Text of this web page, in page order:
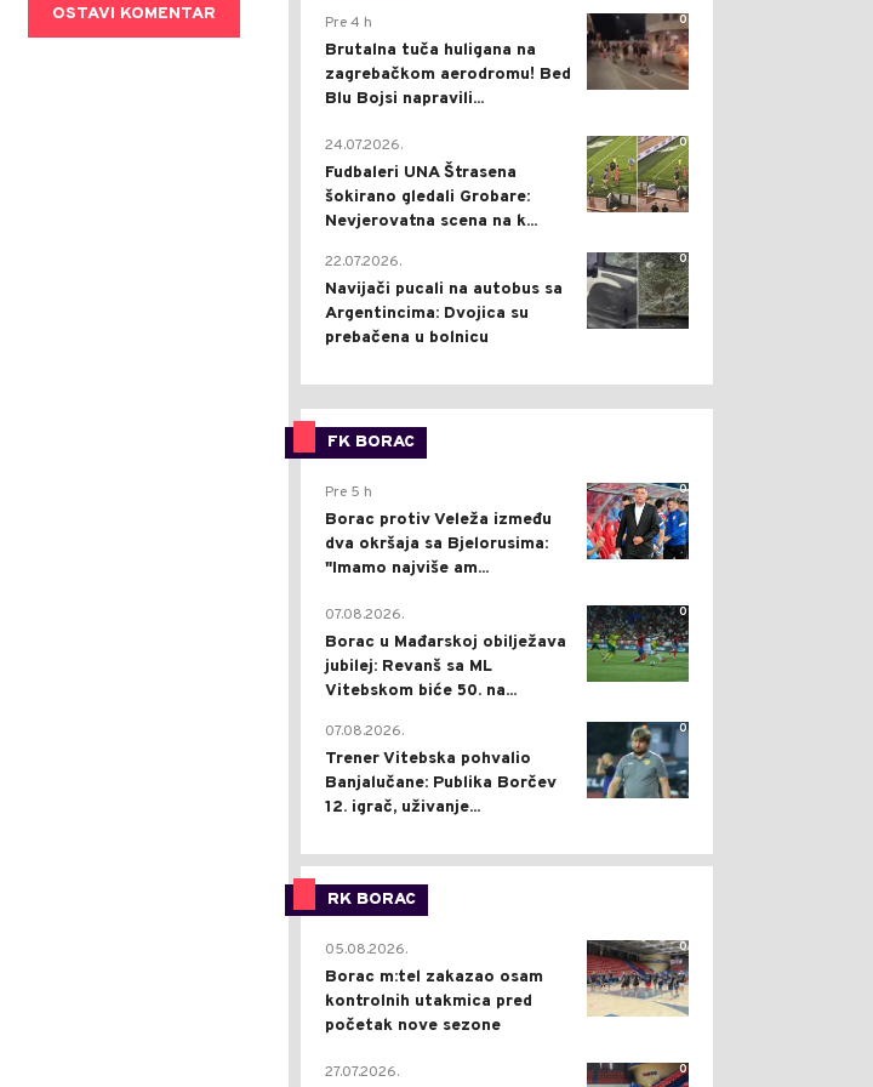
OSTAVI KOMENTAR 0
Pre 4 h
Brutalna tuča huligana na
zagrebačkom aerodromu! Bed
Blu Bojsi napravili...
0
24.07.2026.
Fudbaleri UNA Štrasena
šokirano gledali Grobare:
Nevjerovatna scena na k...
0
22.07.2026.
Navijači pucali na autobus sa
Argentincima: Dvojica su
prebačena u bolnicu
FK BORAC
0
Pre 5 h
Borac protiv Veleža između
dva okršaja sa Bjelorusima:
"Imamo najviše am...
0
07.08.2026.
Borac u Mađarskoj obilježava
jubilej: Revanš sa ML
Vitebskom biće 50. na...
0
07.08.2026.
Trener Vitebska pohvalio
Banjalučane: Publika Borčev
12. igrač, uživanje...
RK BORAC
0
05.08.2026.
Borac m:tel zakazao osam
kontrolnih utakmica pred
početak nove sezone
0
27.07.2026.